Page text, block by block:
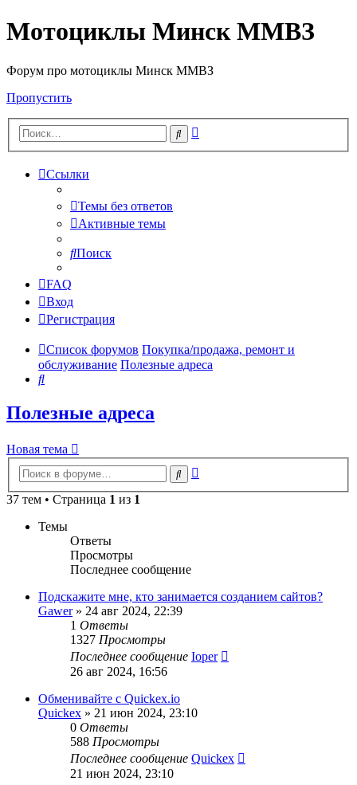
Мотоциклы Минск ММВЗ
Форум про мотоциклы Минск ММВЗ
Пропустить
Поиск
Ссылки
Темы без ответов
Активные темы
Поиск
FAQ
Вход
Регистрация
Список форумов Покупка/продажа, ремонт и
обслуживание Полезные адреса
Поиск
Полезные адреса
Новая тема
Поиск
37 тем • Страница 1 из 1
Темы
Ответы
Просмотры
Последнее сообщение
Подскажите мне, кто занимается созданием сайтов?
Gawer» 24 авг 2024, 22:39
1 Ответы
1327 Просмотры
Последнее сообщение Ioper
26 авг 2024, 16:56
Обменивайте с Quickex.io
Quickex » 21 июн 2024, 23:10
0 Ответы
588 Просмотры
Последнее сообщение Quickex
21 июн 2024, 23:10